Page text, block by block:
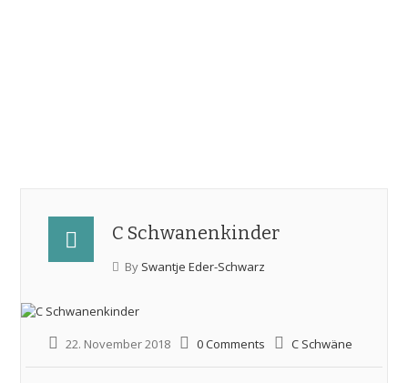
C Schwanenkinder
By Swantje Eder-Schwarz
22. November 2018 0 Comments C Schwäne